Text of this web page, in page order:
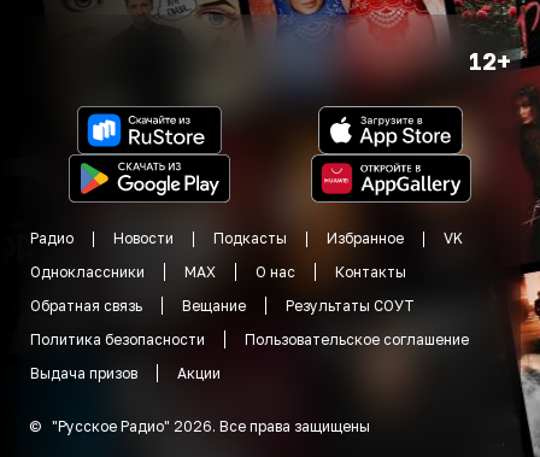
12+
Радио Новости Подкасты Избранное
VK
Одноклассники
MAX О нас
Контакты
Обратная связь
Вещание
Результаты СОУТ
Политика безопасности
Пользовательское соглашение
Выдача призов
Акции
© "Русское Радио" 2026. Все права защищены